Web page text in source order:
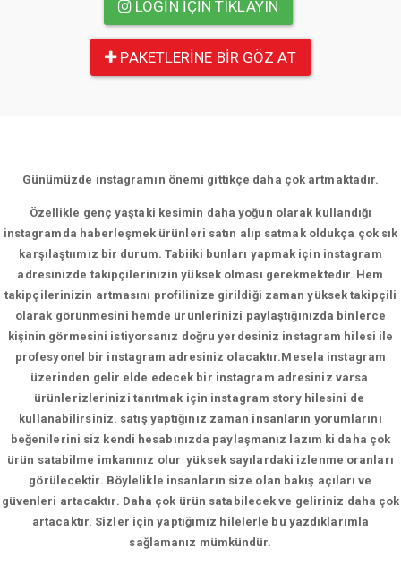
LOGIN IÇIN TIKLAYIN
PAKETLERINE BIR GÖZ AT
Günümüzde instagramın önemi gittikçe daha çok artmaktadır.
Özellikle genç yaştaki kesimin daha yoğun olarak kullandığı
instagramda haberleşmek ürünleri satın alıp satmak oldukça çok sık
karşılaştıımız bir durum. Tabiiki bunları yapmak için instagram
adresinizde takipçilerinizin yüksek olması gerekmektedir. Hem
takipçilerinizin artmasını profilinize girildiği zaman yüksek takipçili
olarak görünmesini hemde ürünlerinizi paylaştığınızda binlerce
kişinin görmesini istiyorsanız doğru yerdesiniz instagram hilesi ile
profesyonel bir instagram adresiniz olacaktır.Mesela instagram
üzerinden gelir elde edecek bir instagram adresiniz varsa
ürünlerizlerinizi tanıtmak için instagram story hilesini de
kullanabilirsiniz. satış yaptığınız zaman insanların yorumlarını
beğenilerini siz kendi hesabınızda paylaşmanız lazım ki daha çok
ürün satabilme imkanınız olur yüksek sayılardaki izlenme oranları
görülecektir. Böylelikle insanların size olan bakış açıları ve
güvenleri artacaktır. Daha çok ürün satabilecek ve geliriniz daha çok
artacaktır. Sizler için yaptığımız hilelerle bu yazdıklarımla
sağlamanız mümkündür.